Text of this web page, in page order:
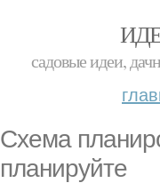
садовые идеи,
Схема
планируйте